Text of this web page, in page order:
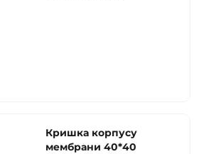
Кришка корпусу
мембрани 40*40